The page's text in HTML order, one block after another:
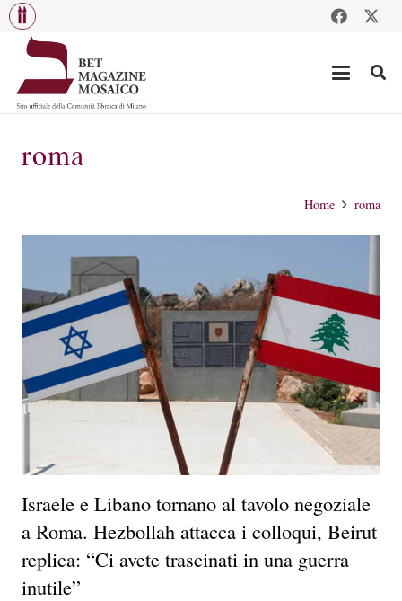
roma
Home roma
Israele e Libano tornano al tavolo negoziale
a Roma. Hezbollah attacca i colloqui, Beirut
replica: “Ci avete trascinati in una guerra
inutile”